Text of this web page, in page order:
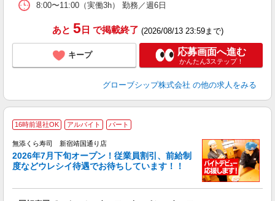
8:00〜11:00（実働3h） 勤務／週6日
あと 5日 で掲載終了 (2026/08/13 23:59まで)
キープ 応募画面へ進む
かんたん3ステップ！
グローブシップ株式会社 の他の求人をみる
16時前退社OK アルバイト パート
無添くら寿司 新宿靖国通り店
2026年7月下旬オープン！従業員割引、前給制
度などウレシイ待遇でお待ちしています！！